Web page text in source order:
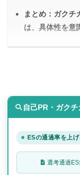
まとめ：ガクチ
は、具体性を意
自己PR・ガク
ESの通過率を上
選考通過ES